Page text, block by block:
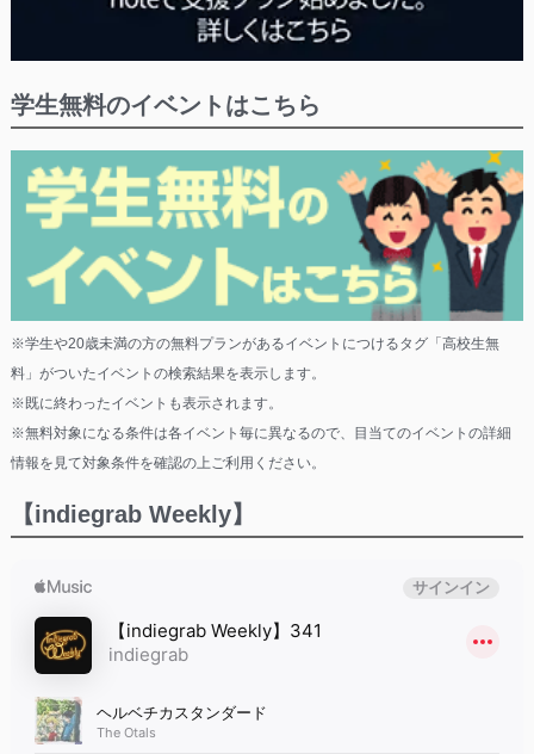
学生無料のイベントはこちら
※学生や20歳未満の方の無料プランがあるイベントにつけるタグ「高校生無
料」がついたイベントの検索結果を表示します。
※既に終わったイベントも表示されます。
※無料対象になる条件は各イベント毎に異なるので、目当てのイベントの詳細
情報を見て対象条件を確認の上ご利用ください。
【indiegrab Weekly】